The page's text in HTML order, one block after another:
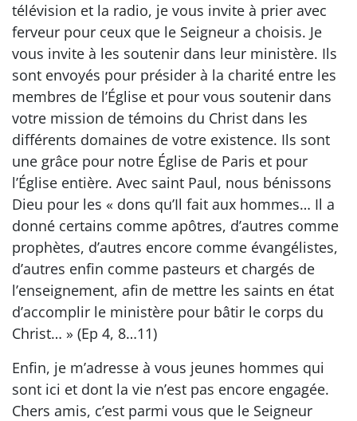
télévision et la radio, je vous invite à prier avec
ferveur pour ceux que le Seigneur a choisis. Je
vous invite à les soutenir dans leur ministère. Ils
sont envoyés pour présider à la charité entre les
membres de l’Église et pour vous soutenir dans
votre mission de témoins du Christ dans les
différents domaines de votre existence. Ils sont
une grâce pour notre Église de Paris et pour
l’Église entière. Avec saint Paul, nous bénissons
Dieu pour les « dons qu’Il fait aux hommes… Il a
donné certains comme apôtres, d’autres comme
prophètes, d’autres encore comme évangélistes,
d’autres enfin comme pasteurs et chargés de
l’enseignement, afin de mettre les saints en état
d’accomplir le ministère pour bâtir le corps du
Christ… » (Ep 4, 8…11)
Enfin, je m’adresse à vous jeunes hommes qui
sont ici et dont la vie n’est pas encore engagée.
Chers amis, c’est parmi vous que le Seigneur